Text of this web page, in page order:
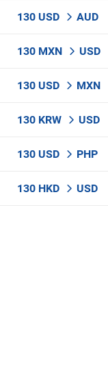
130 USD AUD
130 MXN USD
130 USD MXN
130 KRW USD
130 USD PHP
130 HKD USD